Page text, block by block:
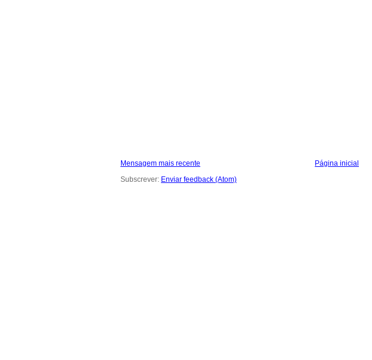
Mensagem mais recente
Página inicial
Subscrever: Enviar feedback (Atom)